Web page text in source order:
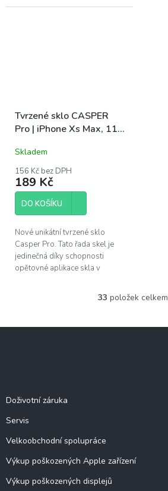
nainstalování. Pokud se po
Tvrzené sklo CASPER
Pro | iPhone Xs Max, 11
Skladem
156 Kč bez DPH
189 Kč
DO KOŠÍKU
Nové unikátní tvrzené sklo
Casper Pro. Tato řada skel je
jedinečná díky schopnosti
opětovné aplikace skla v
nainstalování. Pokud se po
O
l
ý
33 položek celkem
Doživotní záruka
Servis
Velkoobchodní spolupráce
Výkup poškozených Apple zařízení
Výkup poškozených displejů